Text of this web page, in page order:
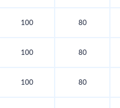
100 80
100 80
100 80